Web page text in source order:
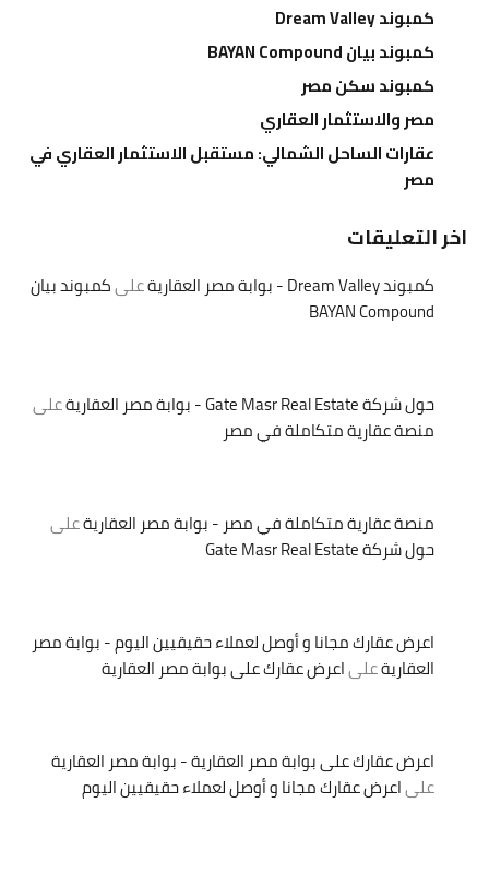
كمبوند Dream Valley
كمبوند بيان BAYAN Compound
كمبوند سكن مصر
مصر والاستثمار العقاري
عقارات الساحل الشمالي: مستقبل الاستثمار العقاري في
مصر
اخر التعليقات
كمبوند Dream Valley - بوابة مصر العقارية علىكمبوند بيان
BAYAN Compound
حول شركة Gate Masr Real Estate - بوابة مصر العقارية
على
منصة عقارية متكاملة في مصر
منصة عقارية متكاملة في مصر - بوابة مصر العقاريةعلى
حول شركة Gate Masr Real Estate
اعرض عقارك مجانا و أوصل لعملاء حقيقيين اليوم - بوابة مصر
العقاريةعلىاعرض عقارك على بوابة مصر العقارية
اعرض عقارك على بوابة مصر العقارية - بوابة مصر العقارية
علىاعرض عقارك مجانا و أوصل لعملاء حقيقيين اليوم